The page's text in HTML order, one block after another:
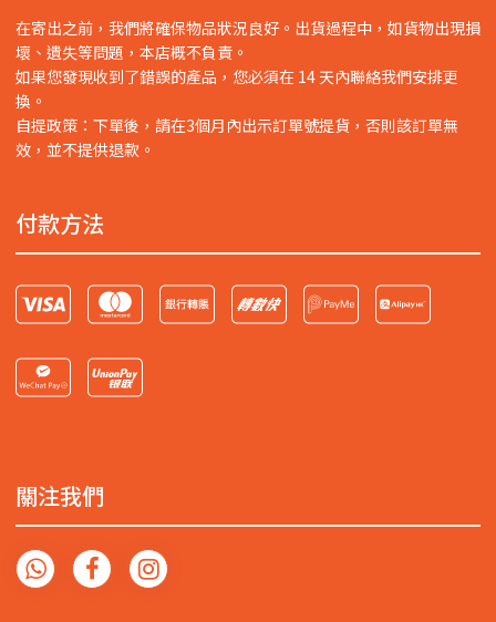
在寄出之前，我們將確保物品狀況良好。出貨過程中，如貨物出現損
壞、遺失等問題，本店概不負責。
如果您發現收到了錯誤的產品，您必須在 14 天內聯絡我們安排更
換。
自提政策：下單後，請在3個月內出示訂單號提貨，否則該訂單無
效，並不提供退款。
付款方法
關注我們